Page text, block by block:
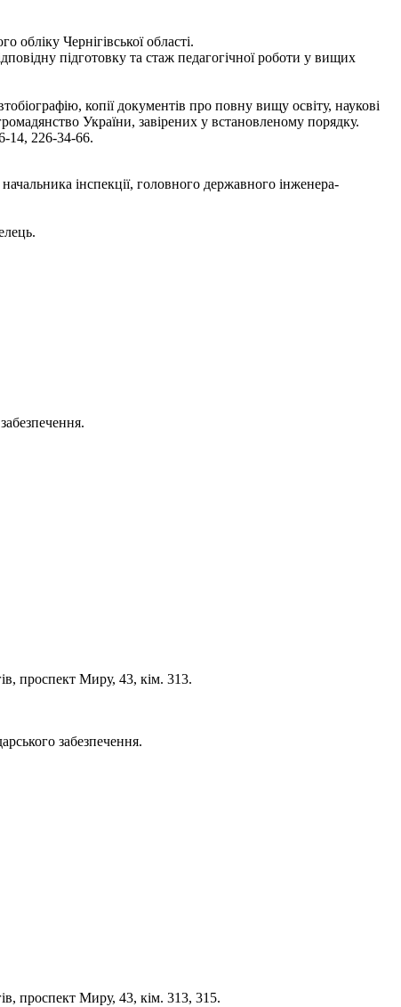
обліку Чернігівської області.
підготовку та стаж педагогічної роботи у вищих
копії документів про повну вищу освіту, наукові
України, завірених у встановленому порядку.
14, 226-34-66.
інспекції, головного державного інженера-
проспект Миру, 43, кім. 313.
забезпечення.
проспект Миру, 43, кім. 313, 315.